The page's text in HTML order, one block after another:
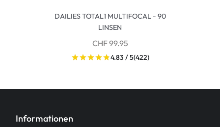
DAILIES TOTAL1 MULTIFOCAL - 90
LINSEN
CHF 99.95
4.83 / 5(422)
Informationen